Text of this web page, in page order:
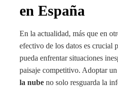
en España
En la actualidad, más que en
efectivo de los datos es crucial
pueda enfrentar situaciones
paisaje competitivo. Adoptar
la nube no solo resguarda la